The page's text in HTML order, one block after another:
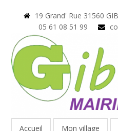
19 Grand' Rue 31560
05 61 08 51 99
Accueil Mon village